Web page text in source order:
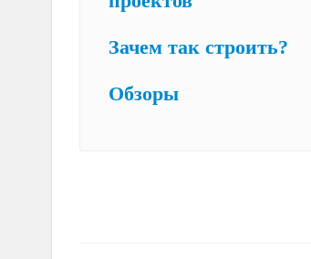
Зачем так строить?
Обзоры